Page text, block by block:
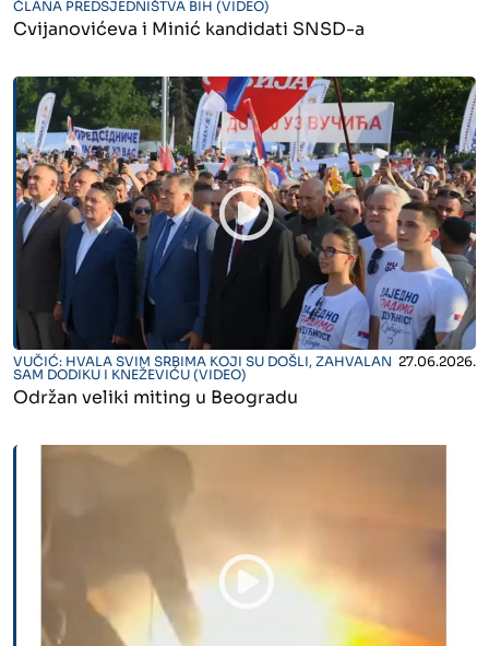
ČLANA PREDSJEDNIŠTVA BIH (VIDEO)
Cvijanovićeva i Minić kandidati SNSD-a
" alt="">
VUČIĆ: HVALA SVIM SRBIMA KOJI SU DOŠLI, ZAHVALAN
SAM DODIKU I KNEŽEVIĆU (VIDEO)
27.06.2026.
Održan veliki miting u Beogradu